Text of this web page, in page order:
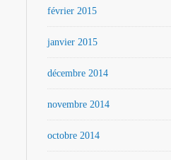
février 2015
janvier 2015
décembre 2014
novembre 2014
octobre 2014